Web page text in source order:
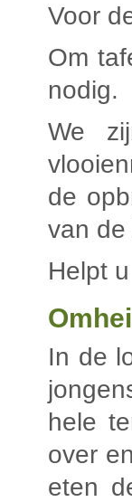
Voor
Om
nodig.
We
de
van de
Helpt
In de
hele
over
eten